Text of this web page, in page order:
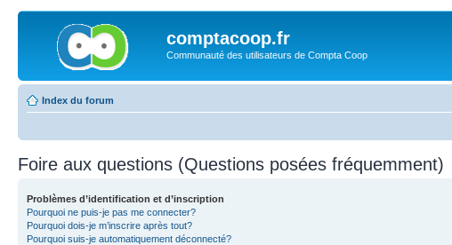
comptacoop.fr
Communauté des utilisateurs de Compta Coop
Index du forum
Foire aux questions (Questions posées fréquemment)
Problèmes d’identification et d’inscription
Pourquoi ne puis-je pas me connecter?
Pourquoi dois-je m’inscrire après tout?
Pourquoi suis-je automatiquement déconnecté?